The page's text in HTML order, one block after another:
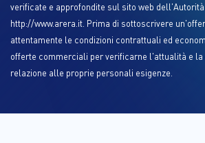
verificate e approfondite sul sito web
http://www.arera.it. Prima di sottoscrivere
attentamente le condizioni contrattuali ed
offerte commerciali per verificarne l'attualità e la
relazione alle proprie personali esigenze.